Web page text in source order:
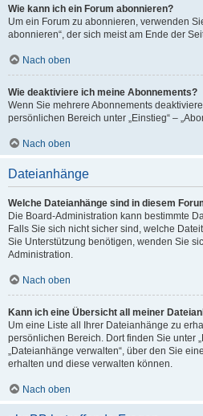
Wie kann ich ein Forum abonnieren?
Um ein Forum zu abonnieren, verwenden
abonnieren“, der sich meist am Ende der
Nach oben
Wie deaktiviere ich meine Abonnements?
Wenn Sie mehrere Abonnements
persönlichen Bereich unter „Einstieg“ –
Nach oben
Dateianhänge
Welche Dateianhänge sind in diesem
Die Board-Administration kann bestimmte
Falls Sie sich nicht sicher sind, welche
Sie Unterstützung benötigen, wenden Sie
Administration.
Nach oben
Kann ich eine Übersicht all meiner
Um eine Liste all Ihrer Dateianhänge zu
persönlichen Bereich. Dort finden Sie unter
„Dateianhänge verwalten“, über den Sie
erhalten und diese verwalten können.
Nach oben